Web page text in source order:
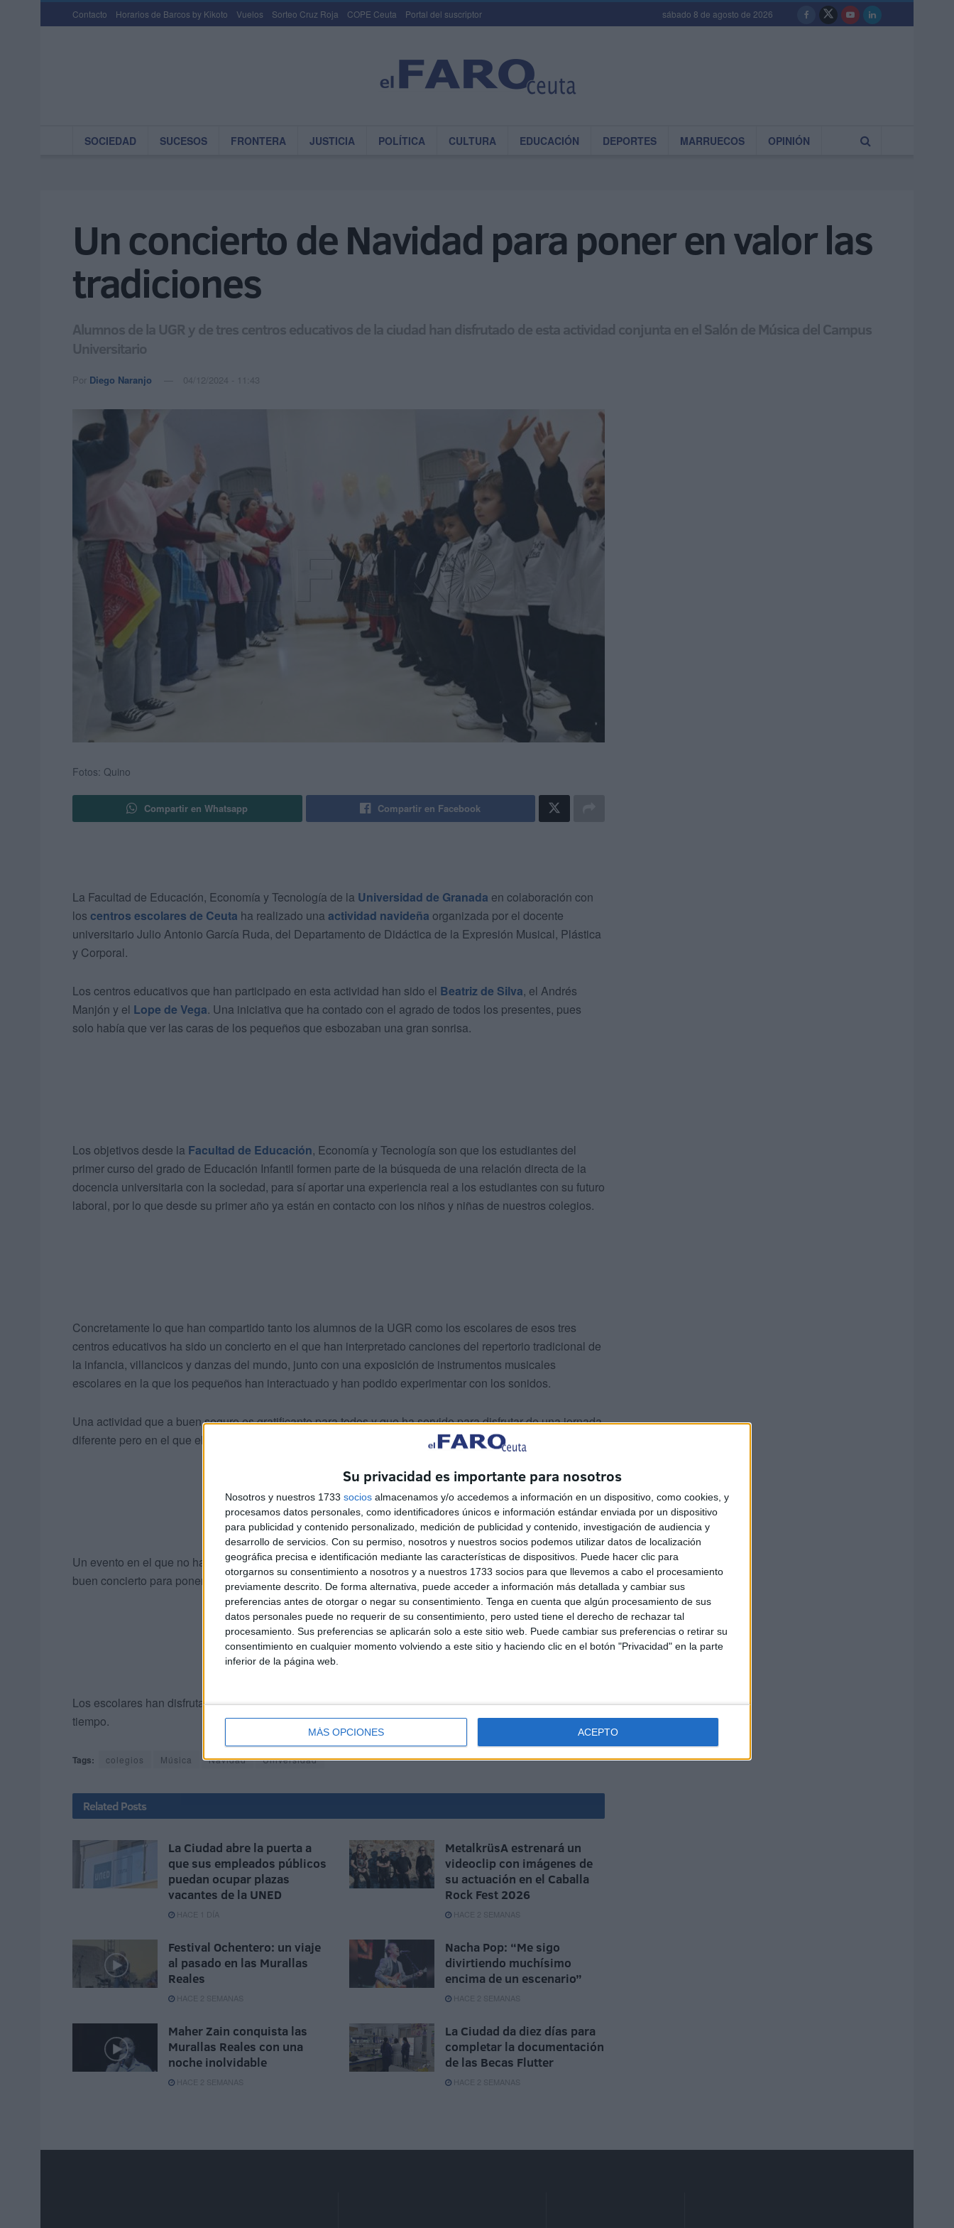
Su privacidad es importante para nosotros
Nosotros y nuestros 1733 socios almacenamos y/o accedemos a información en un dispositivo, como cookies, y
procesamos datos personales, como identificadores únicos e información estándar enviada por un dispositivo
para publicidad y contenido personalizado, medición de publicidad y contenido, investigación de audiencia y
desarrollo de servicios. Con su permiso, nosotros y nuestros socios podemos utilizar datos de localización
geográfica precisa e identificación mediante las características de dispositivos. Puede hacer clic para
otorgarnos su consentimiento a nosotros y a nuestros 1733 socios para que llevemos a cabo el procesamiento
previamente descrito. De forma alternativa, puede acceder a información más detallada y cambiar sus
preferencias antes de otorgar o negar su consentimiento. Tenga en cuenta que algún procesamiento de sus
datos personales puede no requerir de su consentimiento, pero usted tiene el derecho de rechazar tal
procesamiento. Sus preferencias se aplicarán solo a este sitio web. Puede cambiar sus preferencias o retirar su
consentimiento en cualquier momento volviendo a este sitio y haciendo clic en el botón "Privacidad" en la parte
inferior de la página web.
MÁS OPCIONES ACEPTO
Contacto Horarios de Barcos by Kikoto Vuelos Sorteo Cruz Roja COPE Ceuta Portal del suscriptor sábado 8 de agosto de 2026
SOCIEDAD SUCESOS FRONTERA JUSTICIA POLÍTICA CULTURA EDUCACIÓN DEPORTES MARRUECOS OPINIÓN
Un concierto de Navidad para poner en valor las
tradiciones
Alumnos de la UGR y de tres centros educativos de la ciudad han disfrutado de esta actividad conjunta en el Salón de Música del Campus
Universitario
Por Diego Naranjo 04/12/2024 - 11:43
Fotos: Quino
Compartir en Whatsapp Compartir en Facebook
La Facultad de Educación, Economía y Tecnología de la Universidad de Granada en colaboración con
los centros escolares de Ceuta ha realizado una actividad navideña organizada por el docente
universitario Julio Antonio García Ruda, del Departamento de Didáctica de la Expresión Musical, Plástica
y Corporal.
Los centros educativos que han participado en esta actividad han sido el Beatriz de Silva, el Andrés
Manjón y el Lope de Vega. Una iniciativa que ha contado con el agrado de todos los presentes, pues
solo había que ver las caras de los pequeños que esbozaban una gran sonrisa.
Los objetivos desde la Facultad de Educación, Economía y Tecnología son que los estudiantes del
primer curso del grado de Educación Infantil formen parte de la búsqueda de una relación directa de la
docencia universitaria con la sociedad, para sí aportar una experiencia real a los estudiantes con su futuro
laboral, por lo que desde su primer año ya están en contacto con los niños y niñas de nuestros colegios.
Concretamente lo que han compartido tanto los alumnos de la UGR como los escolares de esos tres
centros educativos ha sido un concierto en el que han interpretado canciones del repertorio tradicional de
la infancia, villancicos y danzas del mundo, junto con una exposición de instrumentos musicales
escolares en la que los pequeños han interactuado y han podido experimentar con los sonidos.
Una actividad que a buen seguro es gratificante para todos y que ha servido para disfrutar de una jornada
diferente pero en el que el aprendizaje ha ido de la mano.
Un evento en el que no ha faltado el ritmo navideño,con canciones muy típicasde estas fiestas. Un
buen concierto para poner fin a este primer trimestre y donde se han divertido a lo grande.
Los escolares han disfrutado de una jornada inolvidable y que a buen seguro no olvidarán en mucho
tiempo.
Tags: colegios Música Navidad Universidad
Related Posts
La Ciudad abre la puerta a
que sus empleados públicos
puedan ocupar plazas
vacantes de la UNED
HACE 1 DÍA
MetalkrüsA estrenará un
videoclip con imágenes de
su actuación en el Caballa
Rock Fest 2026
HACE 2 SEMANAS
Festival Ochentero: un viaje
al pasado en las Murallas
Reales
HACE 2 SEMANAS
Nacha Pop: “Me sigo
divirtiendo muchísimo
encima de un escenario”
HACE 2 SEMANAS
Maher Zain conquista las
Murallas Reales con una
noche inolvidable
HACE 2 SEMANAS
La Ciudad da diez días para
completar la documentación
de las Becas Flutter
HACE 2 SEMANAS